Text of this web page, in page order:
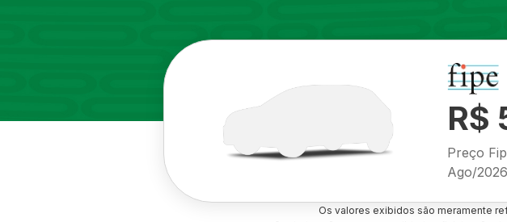
R$
Preço
Ago/2026
Os valores exibidos são meramente